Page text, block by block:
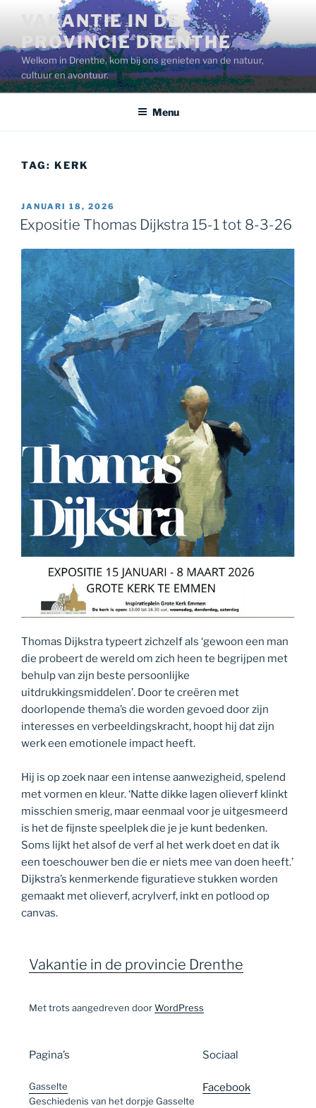
inhoud
VAKANTIE IN DE
PROVINCIE DRENTHE
Welkom in Drenthe, kom bij ons genieten van de natuur,
cultuur en avontuur.
Menu
TAG: KERK
GEPLAATST
OP
JANUARI 18, 2026
Expositie Thomas Dijkstra 15-1 tot 8-3-26
Thomas Dijkstra typeert zichzelf als ‘gewoon een man
die probeert de wereld om zich heen te begrijpen met
behulp van zijn beste persoonlijke
uitdrukkingsmiddelen’. Door te creëren met
doorlopende thema’s die worden gevoed door zijn
interesses en verbeeldingskracht, hoopt hij dat zijn
werk een emotionele impact heeft.
Hij is op zoek naar een intense aanwezigheid, spelend
met vormen en kleur. ‘Natte dikke lagen olieverf klinkt
misschien smerig, maar eenmaal voor je uitgesmeerd
is het de fijnste speelplek die je je kunt bedenken.
Soms lijkt het alsof de verf al het werk doet en dat ik
een toeschouwer ben die er niets mee van doen heeft.’
Dijkstra’s kenmerkende figuratieve stukken worden
gemaakt met olieverf, acrylverf, inkt en potlood op
canvas.
Vakantie in de provincie Drenthe
Met trots aangedreven doorWordPress
Pagina’s
Gasselte
Geschiedenis van het dorpje Gasselte
Sociaal
Facebook